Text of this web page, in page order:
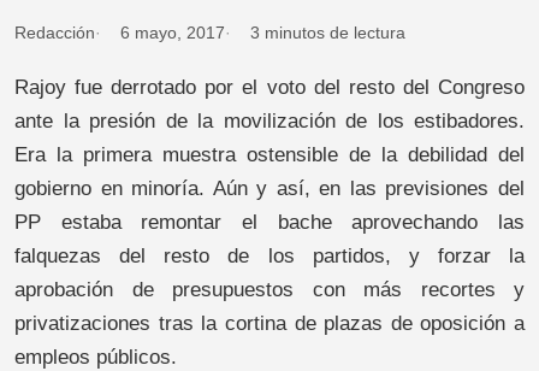
Redacción 6 mayo, 2017 3 minutos de lectura
Rajoy fue derrotado por el voto del resto del Congreso
ante la presión de la movilización de los estibadores.
Era la primera muestra ostensible de la debilidad del
gobierno en minoría. Aún y así, en las previsiones del
PP estaba remontar el bache aprovechando las
falquezas del resto de los partidos, y forzar la
aprobación de presupuestos con más recortes y
privatizaciones tras la cortina de plazas de oposición a
empleos públicos.